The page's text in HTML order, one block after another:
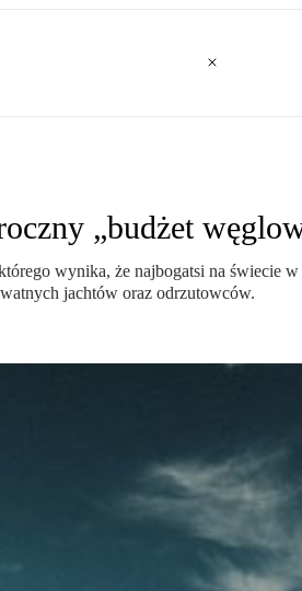
„budżet
wynika, że najbogatsi na świecie
jachtów oraz odrzutowców.